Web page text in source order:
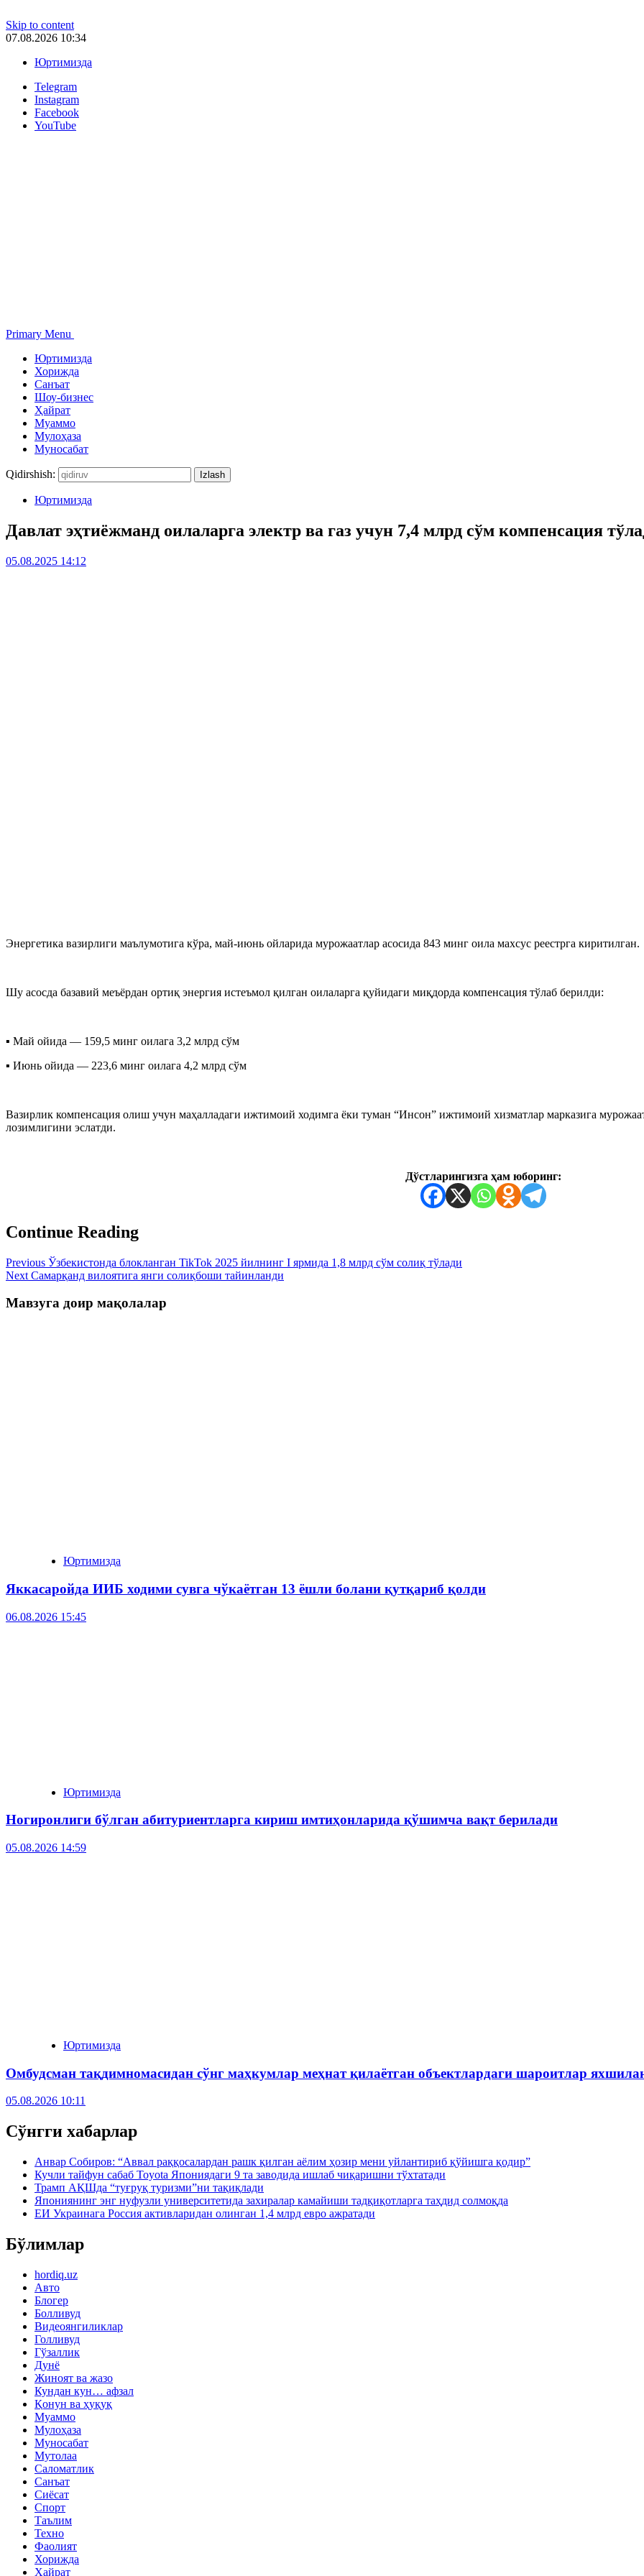
Skip to content
07.08.2026 10:34
Юртимизда
Telegram
Instagram
Facebook
YouTube
Primary Menu
Юртимизда
Хорижда
Санъат
Шоу-бизнес
Ҳайрат
Муаммо
Мулоҳаза
Муносабат
Qidirshish:
Юртимизда
Давлат эҳтиёжманд оилаларга электр ва газ учун 7,4 млрд сўм компенсация
05.08.2025 14:12
Энергетика вазирлиги маълумотига кўра, май-июнь ойларида мурожаатлар асосида 843 минг оила махсус реестрга киритилган.
Шу асосда базавий меъёрдан ортиқ энергия истеъмол қилган оилаларга қуйидаги миқдорда компенсация тўлаб берилди:
▪️ Май ойида — 159,5 минг оилага 3,2 млрд сўм
▪️ Июнь ойида — 223,6 минг оилага 4,2 млрд сўм
Вазирлик компенсация олиш учун маҳалладаги ижтимоий ходимга ёки туман “Инсон” ижтимоий хизматлар марказига
лозимлигини эслатди.
Дўстларингизга ҳам юборинг:
Continue Reading
Previous Ўзбекистонда блокланган TikTok 2025 йилнинг I ярмида 1,8 млрд сўм солиқ тўлади
Next Самарқанд вилоятига янги солиқбоши тайинланди
Мавзуга доир мақолалар
Юртимизда
Яккасаройда ИИБ ходими сувга чўкаётган 13 ёшли болани қутқариб қолди
06.08.2026 15:45
Юртимизда
Ногиронлиги бўлган абитуриентларга кириш имтиҳонларида қўшимча вақт берилади
05.08.2026 14:59
Юртимизда
Омбудсман тақдимномасидан сўнг маҳкумлар меҳнат қилаётган объектлардаги шароитлар
05.08.2026 10:11
Сўнгги хабарлар
Анвар Собиров: “Аввал раққосалардан рашк қилган аёлим ҳозир мени уйлантириб қўйишга қодир”
Кучли тайфун сабаб Toyota Япониядаги 9 та заводида ишлаб чиқаришни тўхтатади
Трамп АҚШда “туғруқ туризми”ни тақиқлади
Япониянинг энг нуфузли университетида захиралар камайиши тадқиқотларга таҳдид солмоқда
ЕИ Украинага Россия активларидан олинган 1,4 млрд евро ажратади
Бўлимлар
hordiq.uz
Авто
Блогер
Болливуд
Видеоянгиликлар
Голливуд
Гўзаллик
Дунё
Жиноят ва жазо
Кундан кун… афзал
Қонун ва ҳуқуқ
Муаммо
Мулоҳаза
Муносабат
Мутолаа
Саломатлик
Санъат
Сиёсат
Спорт
Таълим
Техно
Фаолият
Хорижда
Ҳайрат